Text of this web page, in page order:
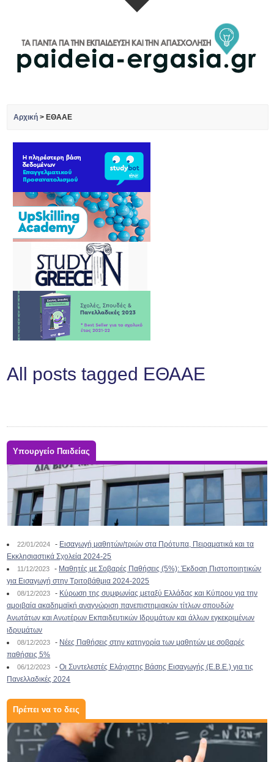
Αρχική > ΕΘΑΑΕ
All posts tagged ΕΘΑΑΕ
Υπουργείο Παιδείας
22/01/2024 - Εισαγωγή μαθητών/τριών στα Πρότυπα, Πειραματικά και τα
Εκκλησιαστικά Σχολεία 2024-25
11/12/2023 - Μαθητές με Σοβαρές Παθήσεις (5%): Έκδοση Πιστοποιητικών
για Εισαγωγή στην Τριτοβάθμια 2024-2025
08/12/2023 - Κύρωση της συμφωνίας μεταξύ Ελλάδας και Κύπρου για την
αμοιβαία ακαδημαϊκή αναγνώριση πανεπιστημιακών τίτλων σπουδών
Ανωτάτων και Ανωτέρων Εκπαιδευτικών Ιδρυμάτων και άλλων εγκεκριμένων
ιδρυμάτων
08/12/2023 - Νέες Παθήσεις στην κατηγορία των μαθητών με σοβαρές
παθήσεις 5%
06/12/2023 -Οι Συντελεστές Ελάχιστης Βάσης Εισαγωγής (Ε.Β.Ε.) για τις
Πανελλαδικές 2024
Πρέπει να το δεις